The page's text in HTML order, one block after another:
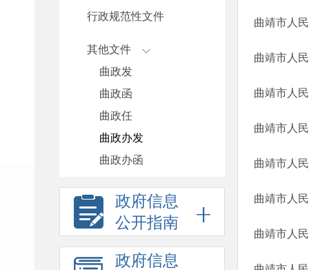
行政规范性文件
其他文件
曲政发
曲政函
曲政任
曲政办发
曲政办函
政府信息
公开指南
政府信息
曲靖市人
曲靖市人
曲靖市人
曲靖市人